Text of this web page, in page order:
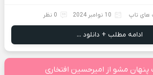
های تاپ 10 نوامبر 2024 0 نظر
ادامه مطلب + دانلود ...
پنهان مشو از امیرحسین افتخاری